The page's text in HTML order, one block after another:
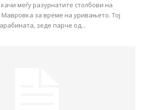
меѓу разурнатите столбови на
за време на уривањето. Тој
зеде парче од...